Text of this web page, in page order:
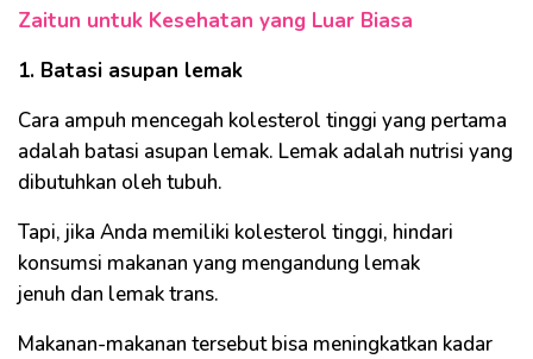
Zaitun untuk Kesehatan yang Luar Biasa
1. Batasi asupan lemak
Cara ampuh mencegah kolesterol tinggi yang pertama
adalah batasi asupan lemak. Lemak adalah nutrisi yang
dibutuhkan oleh tubuh.
Tapi, jika Anda memiliki kolesterol tinggi, hindari
konsumsi makanan yang mengandung lemak
jenuh dan lemak trans.
Makanan-makanan tersebut bisa meningkatkan kadar